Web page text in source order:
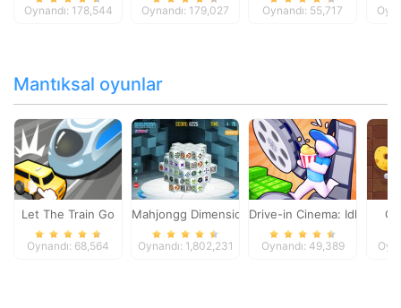
Oynandı: 178,544 Oynandı: 179,027 Oynandı: 55,717
Mantıksal oyunlar
Let The Train Go
Oynandı: 68,564
Mahjongg Dimensions
Oynandı: 1,802,231
Drive-in Cinema: Idle Game
Oynandı: 49,389